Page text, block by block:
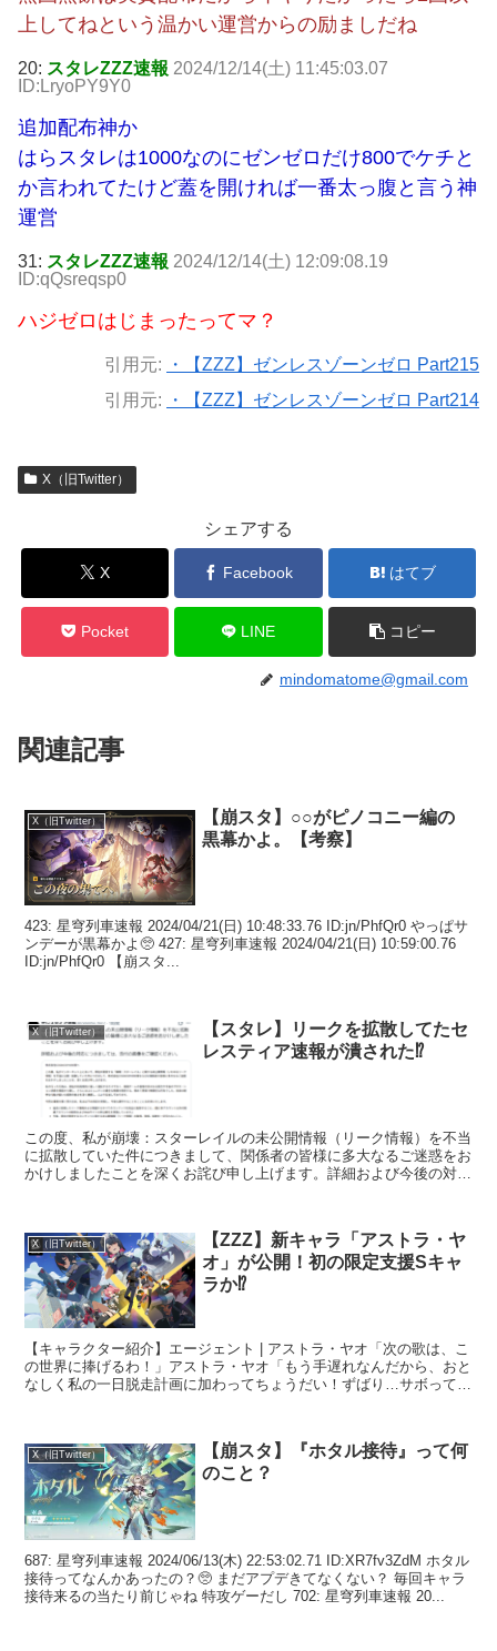
上してねという温かい運営からの励ましだね
20: スタレZZZ速報 2024/12/14(土) 11:45:03.07
ID:LryoPY9Y0
追加配布神か
はらスタレは1000なのにゼンゼロだけ800でケチと
か言われてたけど蓋を開ければ一番太っ腹と言う神
運営
31: スタレZZZ速報 2024/12/14(土) 12:09:08.19
ID:qQsreqsp0
ハジゼロはじまったってマ？
引用元:
・【ZZZ】ゼンレスゾーンゼロ Part215
引用元:
・【ZZZ】ゼンレスゾーンゼロ Part214
X（旧Twitter）
シェアする
X Facebook はてブ
Pocket LINE コピー
mindomatome@gmail.com
関連記事
X（旧Twitter）
【崩スタ】○○がピノコニー編の
黒幕かよ。【考察】
423: 星穹列車速報 2024/04/21(日) 10:48:33.76 ID:jn/PhfQr0 やっぱサ
ンデーが黒幕かよ🥺 427: 星穹列車速報 2024/04/21(日) 10:59:00.76
ID:jn/PhfQr0 【崩スタ...
X（旧Twitter）
【スタレ】リークを拡散してたセ
レスティア速報が潰された⁉
この度、私が崩壊：スターレイルの未公開情報（リーク情報）を不当
に拡散していた件につきまして、関係者の皆様に多大なるご迷惑をお
かけしましたことを深くお詫び申し上げます。詳細および今後の対応
X（旧Twitter）
【ZZZ】新キャラ「アストラ・ヤ
オ」が公開！初の限定支援Sキャ
ラか⁉
【キャラクター紹介】エージェント | アストラ・ヤオ「次の歌は、こ
の世界に捧げるわ！」アストラ・ヤオ「もう手遅れなんだから、おと
なしく私の一日脱走計画に加わってちょうだい！ずばり…サボって、
X（旧Twitter）
【崩スタ】『ホタル接待』って何
のこと？
687: 星穹列車速報 2024/06/13(木) 22:53:02.71 ID:XR7fv3ZdM ホタル
接待ってなんかあったの？🥺 まだアプデきてなくない？ 毎回キャラ
接待来るの当たり前じゃね 特攻ゲーだし 702: 星穹列車速報 20...